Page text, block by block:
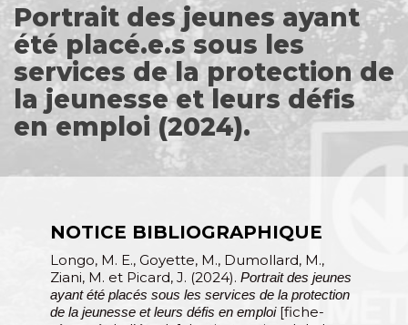
Portrait des jeunes ayant
été placé.e.s sous les
services de la protection de
la jeunesse et leurs défis
en emploi (2024).
NOTICE BIBLIOGRAPHIQUE
Longo, M. E., Goyette, M., Dumollard, M.,
Ziani, M. et Picard, J. (2024). Portrait des jeunes
ayant été placés sous les services de la protection
de la jeunesse et leurs défis en emploi[fiche-